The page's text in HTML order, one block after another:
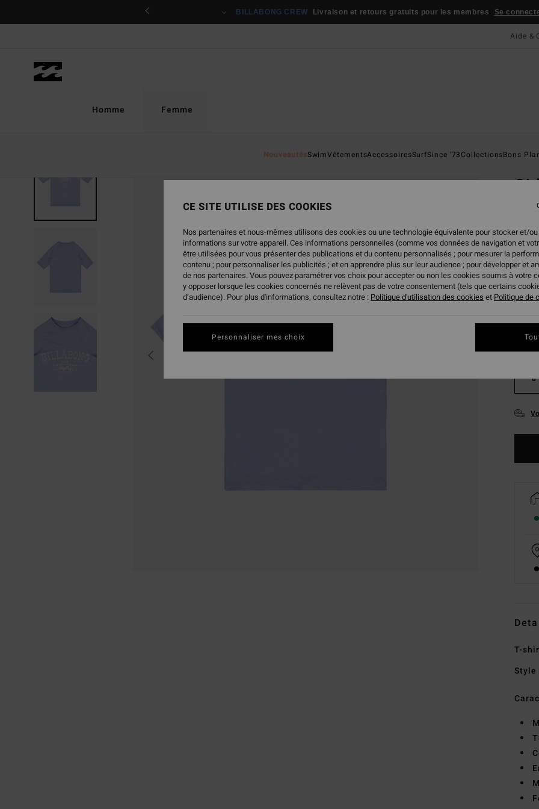
BILLABONG CREW Livraison et retours gratuits pour les membres Se
Aide &
Homme Femme
NouveautésSwimVêtementsAccessoiresSurfSince '73CollectionsBons
T-
8
T-
Style
CE SITE UTILISE DES COOKIES
Nos partenaires et nous-mêmes utilisons des cookies ou une technologie équivalente pour stocker et/
informations sur votre appareil. Ces informations personnelles (comme vos données de navigation et
être utilisées pour vous présenter des publications et du contenu personnalisés ; pour mesurer la
contenu ; pour personnaliser les publicités ; et en apprendre plus sur leur audience ; pour développer et
de nos partenaires. Vous pouvez paramétrer vos choix pour accepter ou non les cookies soumis à votre
y opposer lorsque les cookies concernés ne relèvent pas de votre consentement (tels que certains
d’audience). Pour plus d'informations, consultez notre : Politique d'utilisation des cookies et Politique de
Personnaliser mes choix